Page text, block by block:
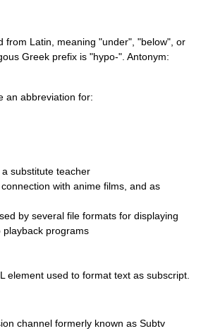
from Latin , meaning "under", "below", or
Greek prefix is "hypo-". Antonym:
an abbreviation for:
a substitute teacher
connection with anime films, and as
by several file formats for displaying
playback programs
element used to format text as subscript.
channel formerly known as Subtv